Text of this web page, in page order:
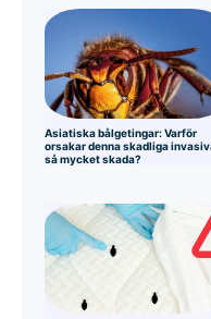
Asiatiska bålgetingar: Varför
orsakar denna skadliga
så mycket skada?